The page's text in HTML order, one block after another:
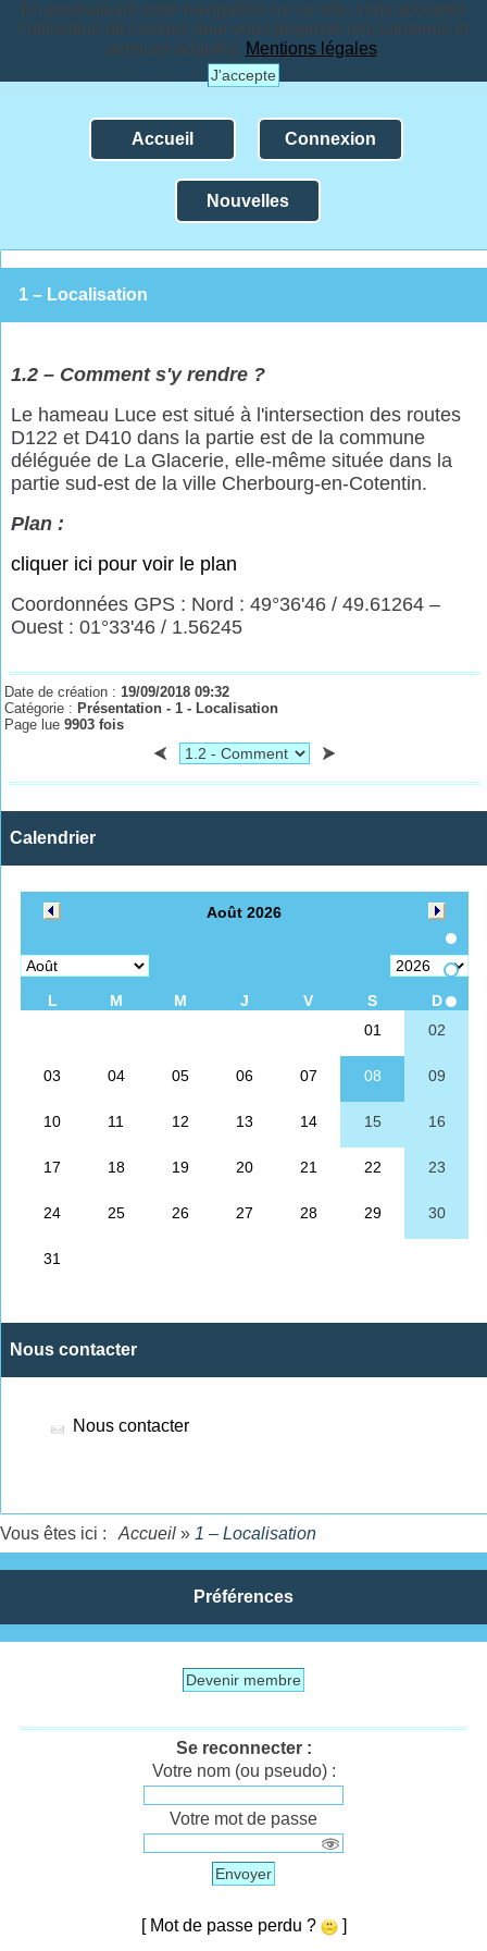
En poursuivant votre navigation sur ce site, vous acceptez
l'utilisation de cookies pour vous proposer des contenus et
services adaptés. Mentions légales.
J'accepte
Accueil Connexion
Nouvelles
1 – Localisation
1.2 – Comment s'y rendre ?
Le hameau Luce est situé à l'intersection des routes
D122 et D410 dans la partie est de la commune
déléguée de La Glacerie, elle-même située dans la
partie sud-est de la ville Cherbourg-en-Cotentin.
Plan :
cliquer ici pour voir le plan
Coordonnées GPS : Nord : 49°36'46 / 49.61264 –
Ouest : 01°33'46 / 1.56245
Date de création : 19/09/2018 09:32
Catégorie : Présentation - 1 - Localisation
Page lue9903 fois
Calendrier
Nous contacter
Nous contacter
Vous êtes ici : Accueil » 1 – Localisation
Préférences
Devenir membre
Se reconnecter :
Votre nom (ou pseudo) :
Votre mot de passe
Envoyer
[ Mot de passe perdu ? ]